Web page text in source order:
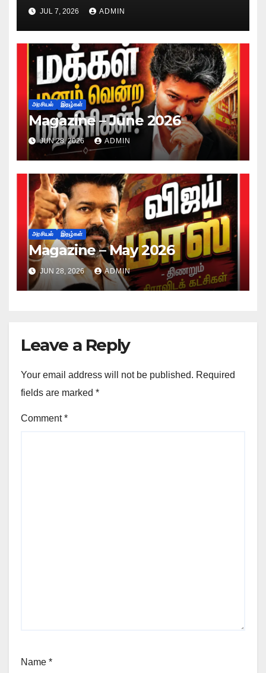
JUL 7, 2026 ADMIN
அரசியல் இதழ்கள்
Magazine – June 2026
JUN 28, 2026 ADMIN
அரசியல் இதழ்கள்
Magazine – May 2026
JUN 28, 2026 ADMIN
Leave a Reply
Your email address will not be published. Required
fields are marked *
Comment*
Name *